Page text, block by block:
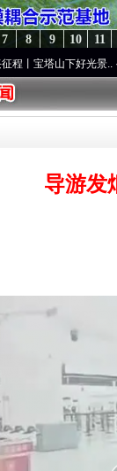
11
10
9
8
7
好光景..·[视频]因党而
导游发